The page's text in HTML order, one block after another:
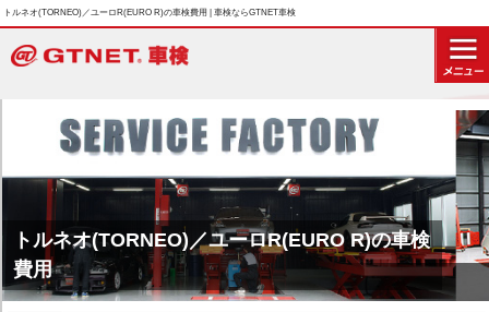
トルネオ(TORNEO)／ユーロR(EURO R)の車検費用 | 車検ならGTNET車検
トルネオ(TORNEO)／ユーロR(EURO R)の車検
費用